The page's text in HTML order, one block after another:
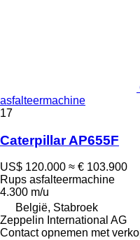
asfalteermachine
17
Caterpillar AP655F
US$ 120.000 ≈ € 103.900
Rups asfalteermachine
4.300 m/u
België, Stabroek
Zeppelin International AG
Contact opnemen met